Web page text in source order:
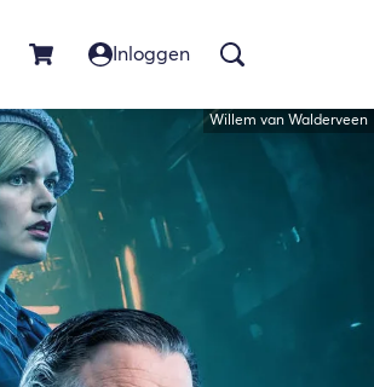
Inloggen
Willem van Walderveen